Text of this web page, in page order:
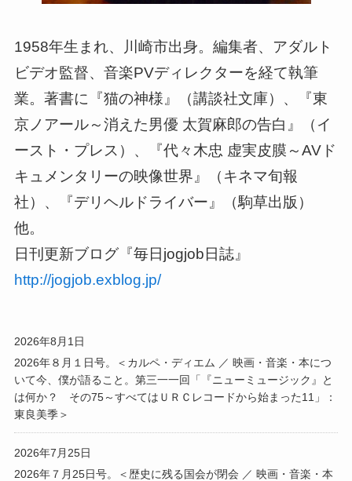
1958年生まれ、川崎市出身。編集者、アダルト
ビデオ監督、音楽PVディレクターを経て執筆
業。著書に『猫の神様』（講談社文庫）、『東
京ノアール～消えた男優 太賀麻郎の告白』（イ
ースト・プレス）、『代々木忠 虚実皮膜～AVド
キュメンタリーの映像世界』（キネマ旬報
社）、『デリヘルドライバー』（駒草出版）
他。
日刊更新ブログ『毎日jogjob日誌』
http://jogjob.exblog.jp/
2026年8月1日
2026年８月１日号。＜カルペ・ディエム ／ 映画・音楽・本につ
いて今、僕が語ること。第三一一回「『ニューミュージック』と
は何か？ その75～すべてはＵＲＣレコードから始まった11」：
東良美季＞
2026年7月25日
2026年７月25日号。＜歴史に残る国会が閉会 ／ 映画・音楽・本